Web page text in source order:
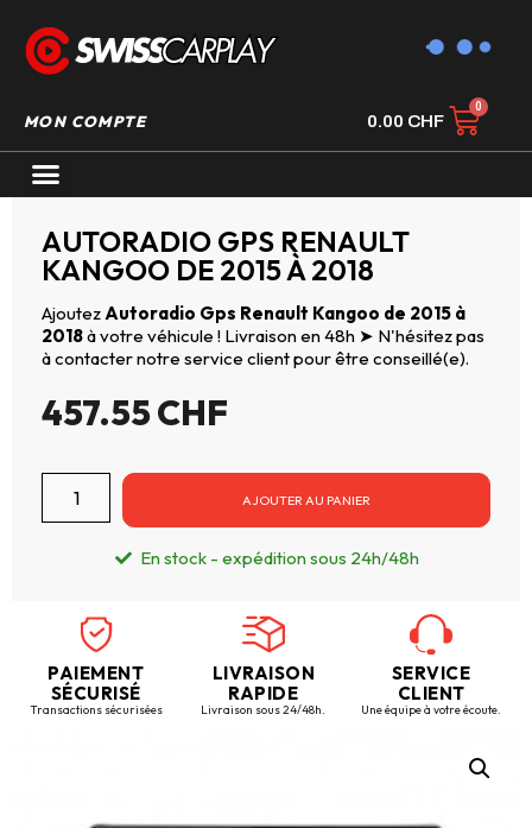
MON COMPTE 0.00 CHF
AUTORADIO GPS RENAULT
KANGOO DE 2015 À 2018
Ajoutez Autoradio Gps Renault Kangoo de 2015 à
2018à votre véhicule ! Livraison en 48h ➤ N'hésitez pas
à contacter notre service client pour être conseillé(e).
457.55CHF
AJOUTER AU PANIER
En stock - expédition sous 24h/48h
PAIEMENT
SÉCURISÉ
Transactions sécurisées
LIVRAISON
RAPIDE
Livraison sous 24/48h.
SERVICE
CLIENT
Une équipe à votre écoute.